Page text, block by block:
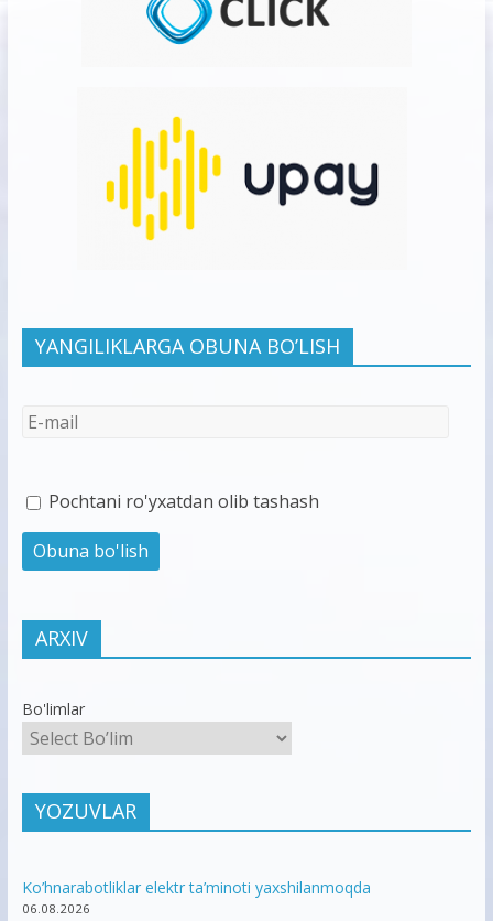
YANGILIKLARGA OBUNA BO’LISH
Pochtani ro'yxatdan olib tashash
ARXIV
Bo'limlar
YOZUVLAR
Ko’hnarabotliklar elektr ta’minoti yaxshilanmoqda
06.08.2026